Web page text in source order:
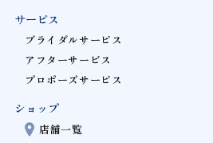
サービス
ブライダルサービス
アフターサービス
プロポーズサービス
ショップ
店舗一覧